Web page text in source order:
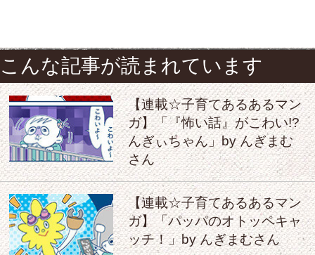
こんな記事が読まれています
【連載☆子育てあるあるマン
ガ】「『怖い話』がこわい!?
んぎぃちゃん」by んぎまむ
さん
【連載☆子育てあるあるマン
ガ】「パッパのオトッペキャ
ッチ！」by んぎまむさん